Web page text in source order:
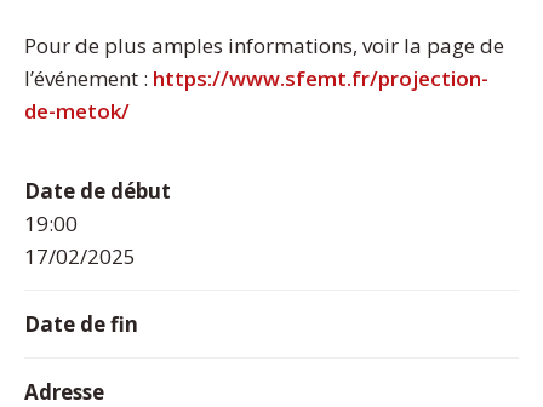
Pour de plus amples informations, voir la page de
l’événement : https://www.sfemt.fr/projection-
de-metok/
Date de début
19:00
17/02/2025
Date de fin
Adresse